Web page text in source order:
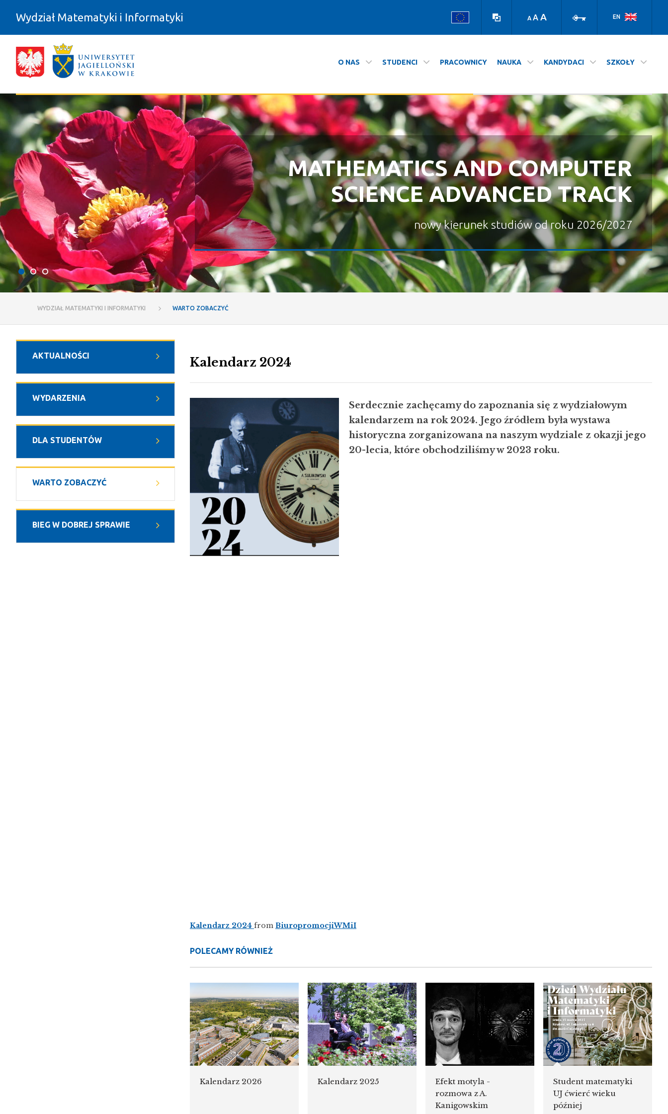
Wydział Matematyki i Informatyki
A A A EN
O NAS STUDENCI PRACOWNICY NAUKA KANDYDACI SZKOŁY
Warto zobaczyć - Wydział Matematyki i Informatyki
MATHEMATICS AND COMPUTER
SCIENCE ADVANCED TRACK
nowy kierunek studiów od roku 2026/2027
ZAPRASZAMY NA NASZ WYDZIAŁ
STUDIUJ NA UJ
WYDZIAŁ MATEMATYKI I INFORMATYKI WARTO ZOBACZYĆ
AKTUALNOŚCI
WYDARZENIA
DLA STUDENTÓW
WARTO ZOBACZYĆ
BIEG W DOBREJ SPRAWIE
Kalendarz 2024
Serdecznie zachęcamy do zapoznania się z wydziałowym
kalendarzem na rok 2024. Jego źródłem była wystawa
historyczna zorganizowana na naszym wydziale z okazji jego
20-lecia, które obchodziliśmy w 2023 roku.
Kalendarz 2024 from BiuropromocjiWMiI
POLECAMY RÓWNIEŻ
Kalendarz 2026 Kalendarz 2025
Efekt motyla -
rozmowa z A.
Kanigowskim
Student matematyki
UJ ćwierć wieku
później